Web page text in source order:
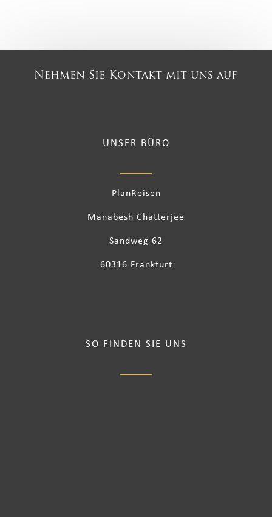
Nehmen Sie Kontakt mit uns auf
UNSER BÜRO
PlanReisen
Manabesh Chatterjee
Sandweg 62
60316 Frankfurt
SO FINDEN SIE UNS